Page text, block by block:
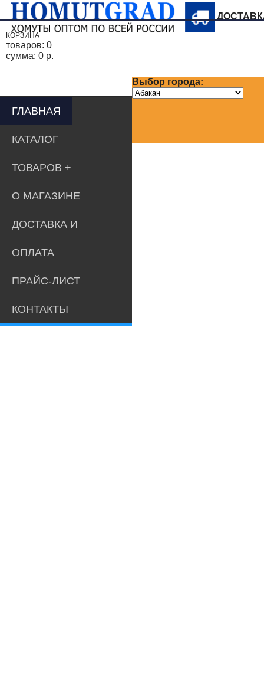
Выбор города:
КОРЗИНА
товаров: 0
сумма: 0 р.
ГЛАВНАЯ
КАТАЛОГ
ТОВАРОВ
О МАГАЗИНЕ
ДОСТАВКА И
ОПЛАТА
ПРАЙС-ЛИСТ
КОНТАКТЫ